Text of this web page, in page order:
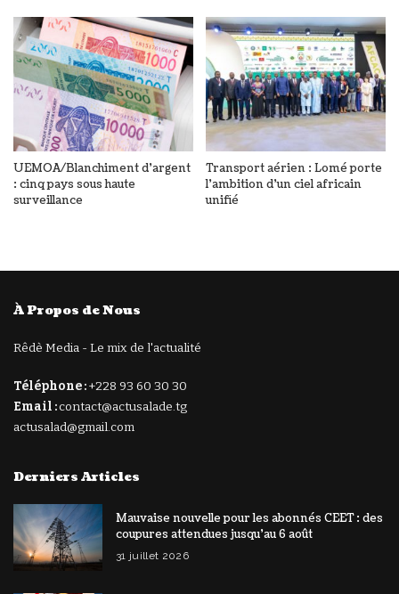
UEMOA/Blanchiment d’argent
: cinq pays sous haute
surveillance
Transport aérien : Lomé porte
l’ambition d’un ciel africain
unifié
À Propos de Nous
Rêdè Media - Le mix de l'actualité
Téléphone :+228 93 60 30 30
Email :contact@actusalade.tg
actusalad@gmail.com
Derniers Articles
Mauvaise nouvelle pour les abonnés CEET : des
coupures attendues jusqu’au 6 août
31 juillet 2026